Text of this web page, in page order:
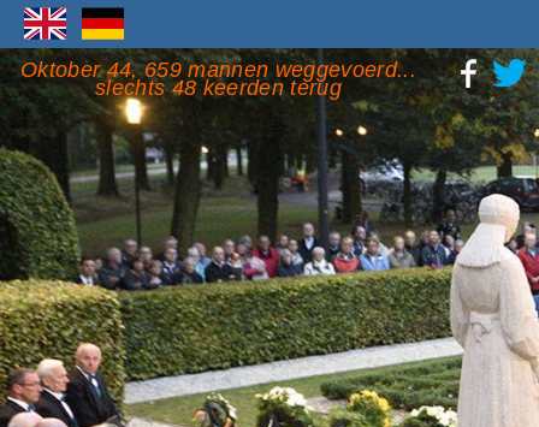
Oktober 44, 659 mannen weggevoerd...
slechts 48 keerden terug